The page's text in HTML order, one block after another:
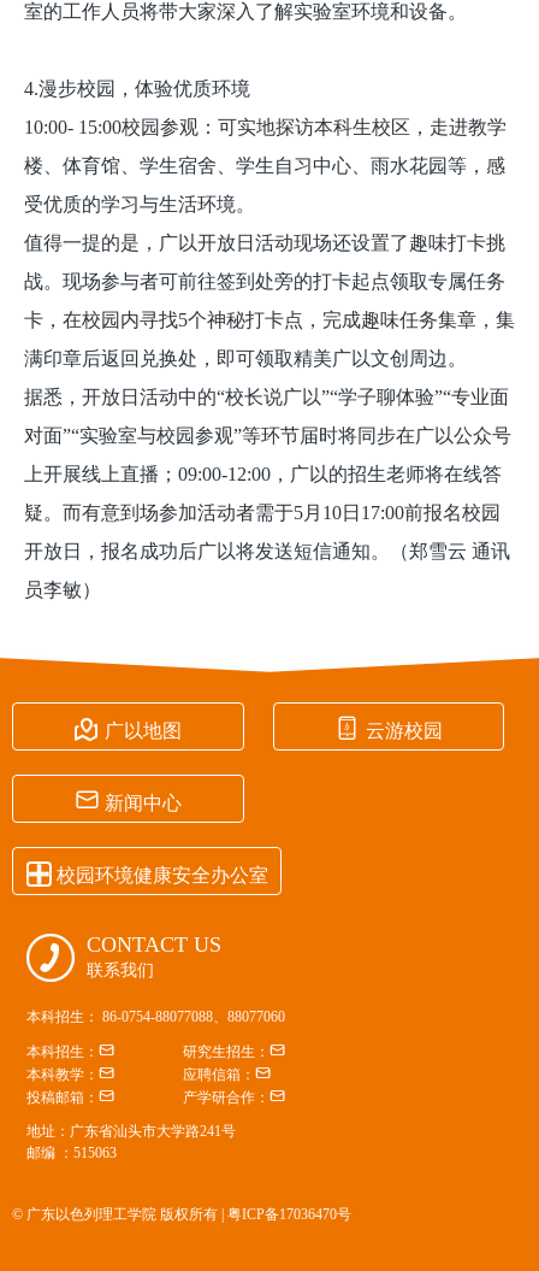
室的工作人员将带大家深入了解实验室环境和设备。
4.漫步校园，体验优质环境
10:00- 15:00校园参观：可实地探访本科生校区，走进教学
楼、体育馆、学生宿舍、学生自习中心、雨水花园等，感
受优质的学习与生活环境。
值得一提的是，广以开放日活动现场还设置了趣味打卡挑
战。现场参与者可前往签到处旁的打卡起点领取专属任务
卡，在校园内寻找5个神秘打卡点，完成趣味任务集章，集
满印章后返回兑换处，即可领取精美广以文创周边。
据悉，开放日活动中的“校长说广以”“学子聊体验”“专业面
对面”“实验室与校园参观”等环节届时将同步在广以公众号
上开展线上直播；09:00-12:00，广以的招生老师将在线答
疑。而有意到场参加活动者需于5月10日17:00前报名校园
开放日，报名成功后广以将发送短信通知。（郑雪云 通讯
员李敏）
 广以地图  云游校园
 新闻中心
 校园环境健康安全办公室
 CONTACT US
联系我们
本科招生： 86-0754-88077088、88077060
本科招生： 研究生招生：
本科教学： 应聘信箱：
投稿邮箱： 产学研合作：
地址：广东省汕头市大学路241号
邮编 ：515063
© 广东以色列理工学院 版权所有 | 粤ICP备17036470号